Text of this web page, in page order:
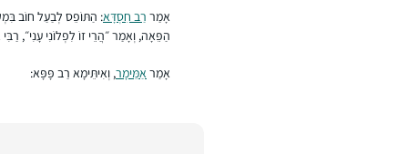
אָמַר רַב חִסְדָּא: הַתּוֹפֵס לְבַעַל חוֹב
הַפֵּאָה, וְאָמַר ״הֲרֵי זוֹ לִפְלוֹנִי עָנִי״,
אָמַר אַמֵּימָר, וְאִיתֵּימָא רַב פָּפָּא: